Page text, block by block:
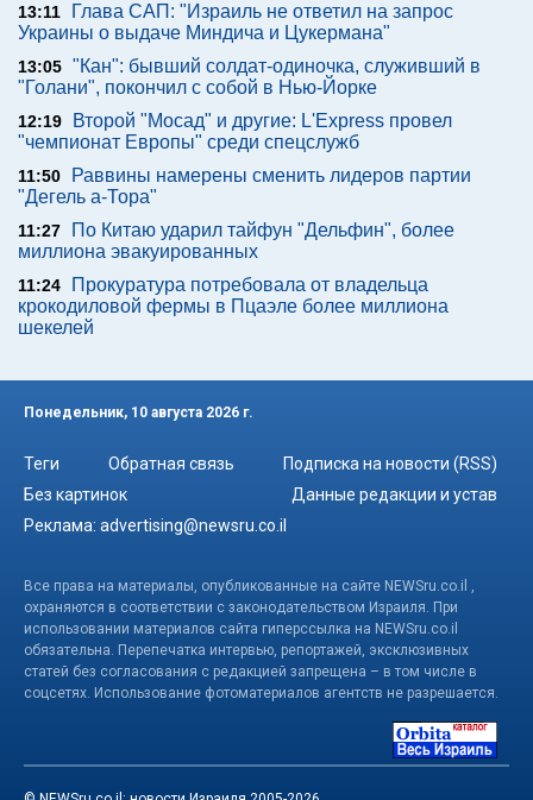
13:11
Глава САП: "Израиль не ответил на запрос
Украины о выдаче Миндича и Цукермана"
13:05 "Кан": бывший солдат-одиночка, служивший в
"Голани", покончил с собой в Нью-Йорке
12:19
Второй "Мосад" и другие: L'Express провел
"чемпионат Европы" среди спецслужб
11:50
Раввины намерены сменить лидеров партии
"Дегель а-Тора"
11:27
По Китаю ударил тайфун "Дельфин", более
миллиона эвакуированных
11:24
Прокуратура потребовала от владельца
крокодиловой фермы в Пцаэле более миллиона
шекелей
Понедельник, 10 августа 2026 г.
Теги Обратная связь
Подписка на новости (RSS)
Без картинок
Данные редакции и устав
Реклама: advertising@newsru.co.il
Все права на материалы, опубликованные на сайте NEWSru.co.il ,
охраняются в соответствии с законодательством Израиля. При
использовании материалов сайта гиперссылка на NEWSru.co.il
обязательна. Перепечатка интервью, репортажей, эксклюзивных
статей без согласования с редакцией запрещена – в том числе в
соцсетях. Использование фотоматериалов агентств не разрешается.